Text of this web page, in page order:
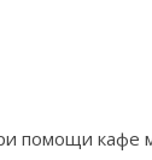
помощи